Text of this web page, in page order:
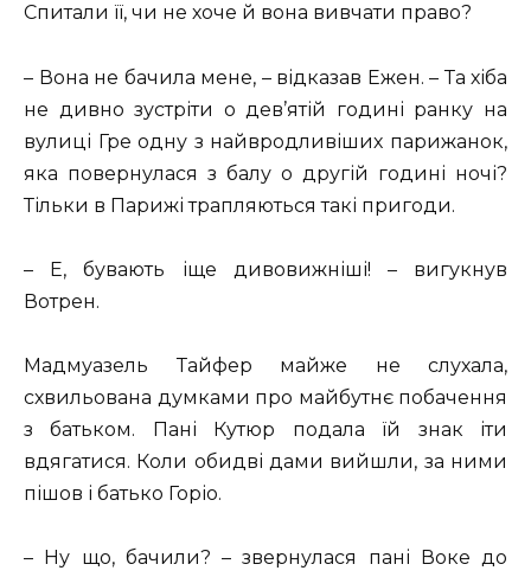
Спитали її, чи не хоче й вона вивчати право?
– Вона не бачила мене, – відказав Ежен. – Та хіба
не дивно зустріти о дев’ятій годині ранку на
вулиці Гре одну з найвродливіших парижанок,
яка повернулася з балу о другій годині ночі?
Тільки в Парижі трапляються такі пригоди.
– Е, бувають іще дивовижніші! – вигукнув
Вотрен.
Мадмуазель Тайфер майже не слухала,
схвильована думками про майбутнє побачення
з батьком. Пані Кутюр подала їй знак іти
вдягатися. Коли обидві дами вийшли, за ними
пішов і батько Горіо.
– Ну що, бачили? – звернулася пані Воке до